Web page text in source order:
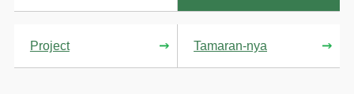
Project Tamaran-nya